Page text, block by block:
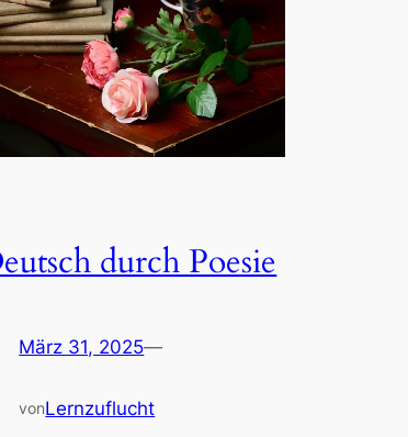
durch Poesie
März 31, 2025—
vonLernzuflucht